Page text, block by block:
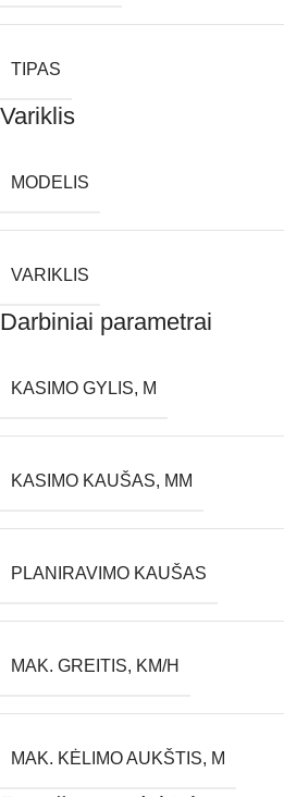
TIPAS
Variklis
MODELIS
VARIKLIS
Darbiniai parametrai
KASIMO GYLIS, M
KASIMO KAUŠAS, MM
PLANIRAVIMO KAUŠAS
MAK. GREITIS, KM/H
MAK. KĖLIMO AUKŠTIS, M